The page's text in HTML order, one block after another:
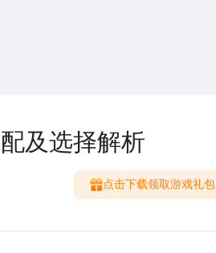
及选择解析
点击下载领取游戏礼包